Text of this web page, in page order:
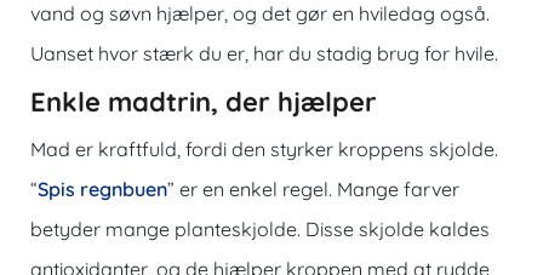
vand og søvn hjælper, og det gør en hviledag også.
Uanset hvor stærk du er, har du stadig brug for hvile.
Enkle madtrin, der hjælper
Mad er kraftfuld, fordi den styrker kroppens skjolde.
“Spis regnbuen” er en enkel regel. Mange farver
betyder mange planteskjolde. Disse skjolde kaldes
antioxidanter, og de hjælper kroppen med at rydde